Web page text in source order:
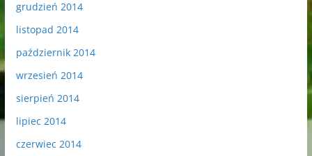
grudzień 2014
listopad 2014
październik 2014
wrzesień 2014
sierpień 2014
lipiec 2014
czerwiec 2014